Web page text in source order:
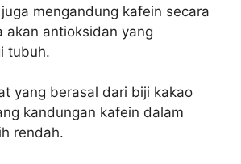
mengandung kafein secara
akan antioksidan yang
tubuh.
yang berasal dari biji kakao
kandungan kafein dalam
rendah.